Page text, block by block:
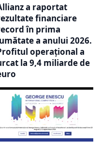
a raportat
financiare
în prima
a anului 2026.
operațional a
la 9,4 miliarde de